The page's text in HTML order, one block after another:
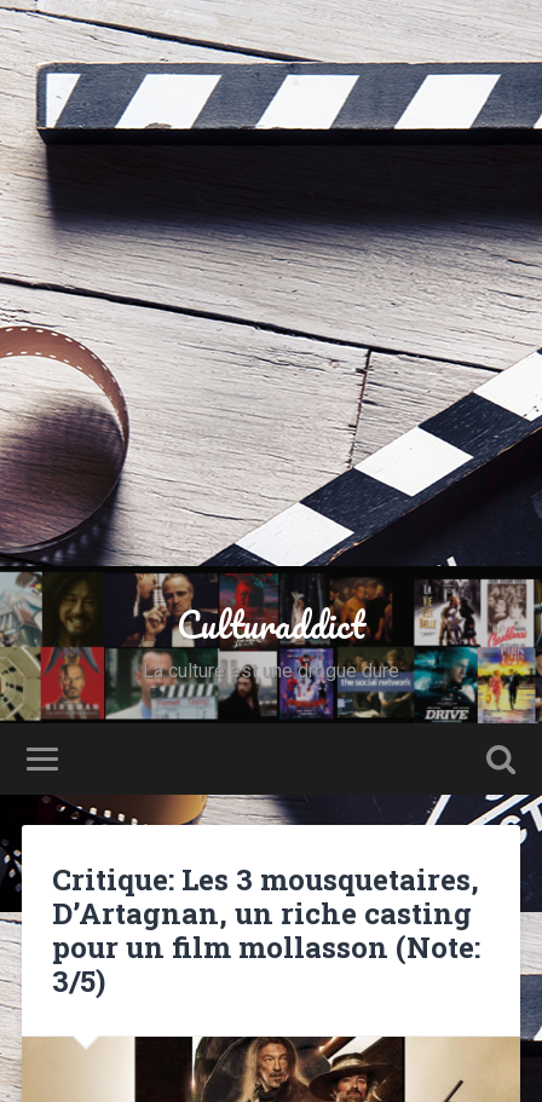
Culturaddict
La culture est une drogue dure
Critique: Les 3 mousquetaires,
D’Artagnan, un riche casting
pour un film mollasson (Note:
3/5)